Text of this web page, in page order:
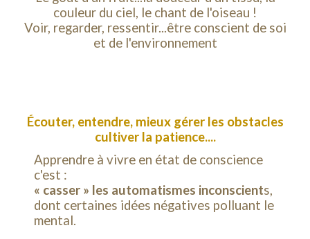
couleur du ciel, le chant de l'oiseau !
Voir, regarder, ressentir...être conscient de soi
et de l'environnement
Écouter, entendre, mieux gérer les obstacles
cultiver la patience....
Apprendre à vivre en état de conscience
c'est :
« casser » les automatismes inconscients,
dont certaines idées négatives polluant le
mental.